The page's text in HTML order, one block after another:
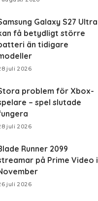
Galaxy S27 Ultra
få betydligt större
än tidigare
juli 2026
problem för Xbox-
– spel slutade
juli 2026
Runner 2099
på Prime Video i
juli 2026